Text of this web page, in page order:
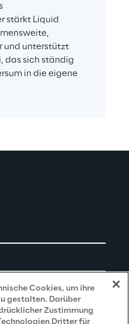
stärkt Liquid
und unterstützt
das sich ständig
in die eigene
Cookies, um ihre
gestalten. Darüber
Zustimmung
Dritter für